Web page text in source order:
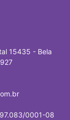
15435 - Bela
0001-08